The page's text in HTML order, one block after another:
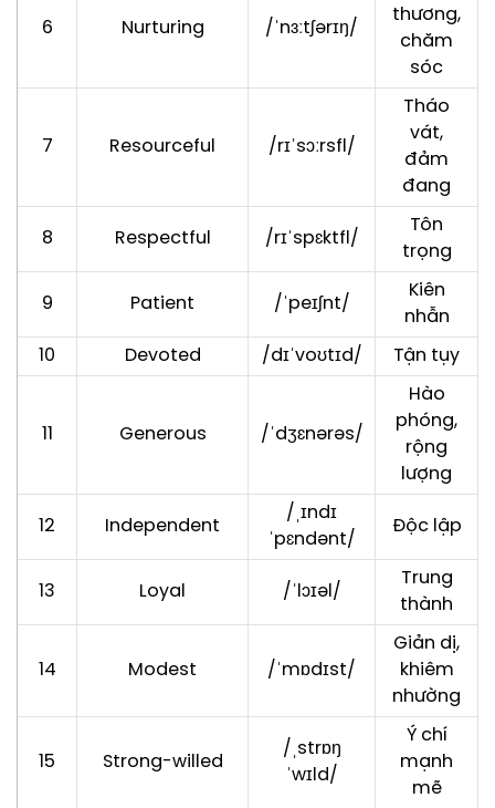
6 Nurturing /ˈnɜːtʃərɪŋ/
thương,
chăm
sóc
7 Resourceful /rɪˈsɔːrsfl/
Tháo
vát,
đảm
đang
8 Respectful /rɪˈspɛktfl/
Tôn
trọng
9 Patient /ˈpeɪʃnt/
Kiên
nhẫn
10 Devoted /dɪˈvoʊtɪd/ Tận tụy
11 Generous /ˈdʒɛnərəs/
Hào
phóng,
rộng
lượng
12 Independent
/ˌɪndɪ
ˈpɛndənt/
Độc lập
13 Loyal /ˈlɔɪəl/
Trung
thành
14 Modest /ˈmɒdɪst/
Giản dị,
khiêm
nhường
15 Strong-willed
/ˌstrɒŋ
ˈwɪld/
Ý chí
mạnh
mẽ